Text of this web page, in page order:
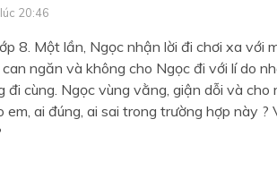
20:46
8. Một lần, Ngọc nhận lời đi chơi xa với
ngăn và không cho Ngọc đi với lí do
đi cùng. Ngọc vùng vằng, giận dỗi và
ai đúng, ai sai trong trường hợp này ?